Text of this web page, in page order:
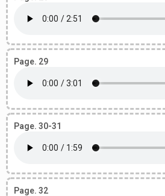
Page. 29
Page. 30-31
Page. 32